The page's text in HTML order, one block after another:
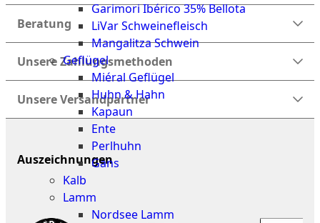
Garimori Ibérico 35% Bellota
LiVar Schweinefleisch
Mangalitza Schwein
Geflügel
Miéral Geflügel
Huhn & Hahn
Kapaun
Ente
Perlhuhn
Gans
Kalb
Lamm
Nordsee Lamm
Beratung
Unsere Zahlungsmethoden
Unsere Versandpartner
Auszeichnungen